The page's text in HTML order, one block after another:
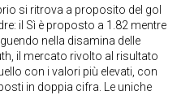
si ritrova a proposito del gol
il Sì è proposto a 1.82 mentre
nella disamina delle
il mercato rivolto al risultato
con i valori più elevati, con
in doppia cifra. Le uniche